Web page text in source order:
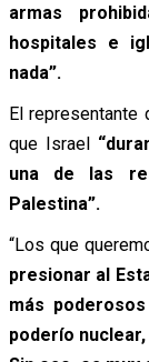
armas
hospitales e
nada”.
El representante
que Israel
una de las
Palestina”.
“Los que
presionar al
más
poderío